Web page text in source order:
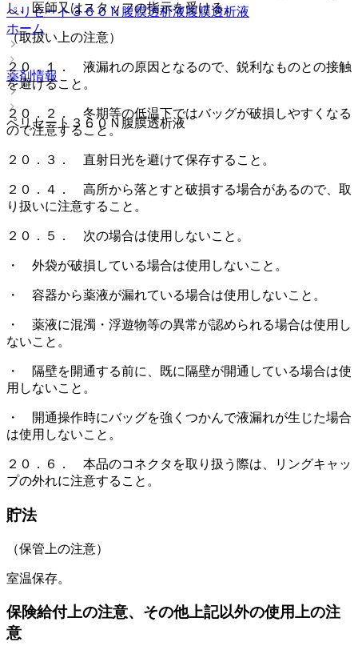
ペリセート３６０Ｎ腹膜透析液腹膜透析液
ホーム
薬剤情報
ペリセート３６０Ｎ腹膜透析液
し、医師又はスタッフの指示を受ける。
（取扱い上の注意）
２０．１． 液漏れの原因となるので、鋭利なものとの接触
を避けること。
２０．２． 冬期等の低温下ではバッグが破損しやすくなる
ので注意すること。
２０．３． 直射日光を避けて保存すること。
２０．４． 高所から落とすと破損する場合があるので、取
り扱いに注意すること。
２０．５． 次の場合は使用しないこと。
・ 外袋が破損している場合は使用しないこと。
・ 容器から薬液が漏れている場合は使用しないこと。
・ 薬液に混濁・浮遊物等の異常が認められる場合は使用し
ないこと。
・ 隔壁を開通する前に、既に隔壁が開通している場合は使
用しないこと。
・ 開通操作時にバッグを強くつかんで液漏れが生じた場合
は使用しないこと。
２０．６． 本品のコネクタを取り扱う際は、リングキャッ
プの外れに注意すること。
貯法
（保管上の注意）
室温保存。
保険給付上の注意、その他上記以外の使用上の注
意